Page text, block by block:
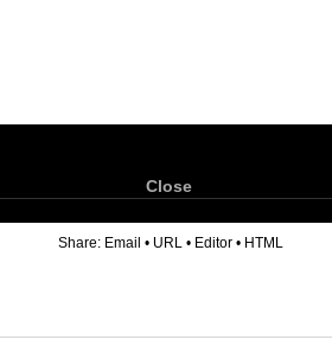
Close
Share: Email • URL • Editor • HTML